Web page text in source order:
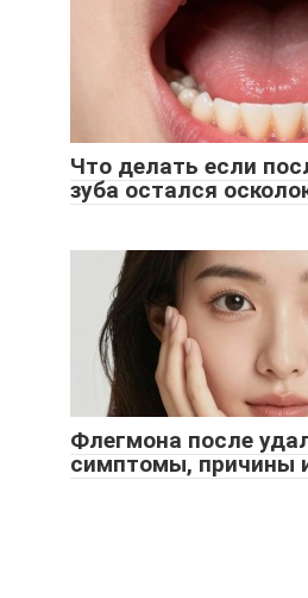
Что делать если
зуба остался
Флегмона после
симптомы, причины